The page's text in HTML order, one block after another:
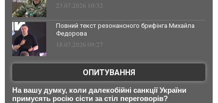
23.07.2026 10:32
Повний текст резонансного брифінга Михайла
Федорова
18.07.2026 09:27
ОПИТУВАННЯ
На вашу думку, коли далекобійні санкції України
примусять росію сісти за стіл переговорів?